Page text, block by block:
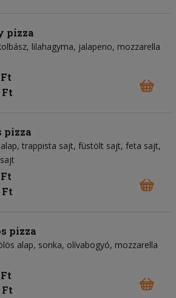
pizza
lilahagyma jalapeno mozzarella
Ft
pizza
trappista sajt füstölt sajt feta sajt
Ft
pizza
alap sonka olívabogyó mozzarella
Ft